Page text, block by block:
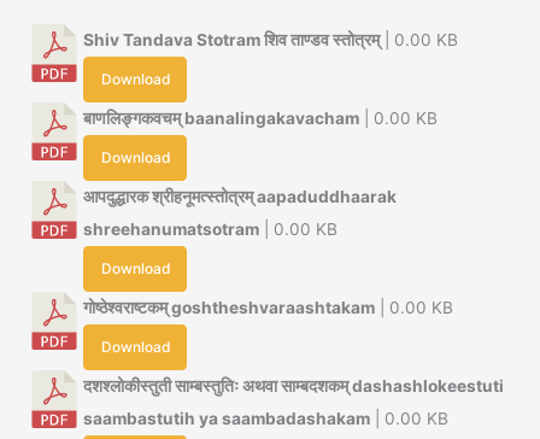
Shiv Tandava Stotram शिव ताण्डव स्तोत्रम्| 0.00 KB
Download
बाणलिङ्गकवचम् baanalingakavacham | 0.00 KB
Download
आपदुद्धारक श्रीहनूमत्स्तोत्रम् aapaduddhaarak
shreehanumatsotram | 0.00 KB
Download
गोष्ठेश्वराष्टकम् goshtheshvaraashtakam | 0.00 KB
Download
दशश्लोकीस्तुती साम्बस्तुतिः अथवा साम्बदशकम् dashashlokeestuti
saambastutih ya saambadashakam | 0.00 KB